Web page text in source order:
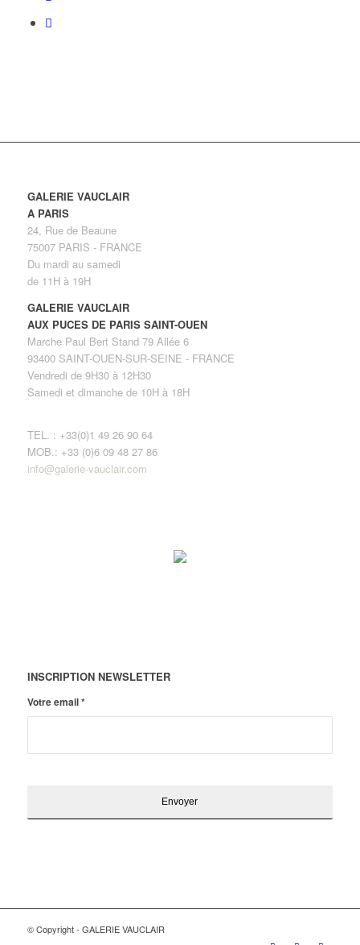
GALERIE VAUCLAIR
A PARIS
24, Rue de Beaune
75007 PARIS - FRANCE
Du mardi au samedi
de 11H à 19H
GALERIE VAUCLAIR
AUX PUCES DE PARIS SAINT-OUEN
Marche Paul Bert Stand 79 Allée 6
93400 SAINT-OUEN-SUR-SEINE - FRANCE
Vendredi de 9H30 à 12H30
Samedi et dimanche de 10H à 18H
TEL. : +33(0)1 49 26 90 64
MOB.: +33 (0)6 09 48 27 86
info@galerie-vauclair.com
INSCRIPTION NEWSLETTER
Votre email*
© Copyright - GALERIE VAUCLAIR